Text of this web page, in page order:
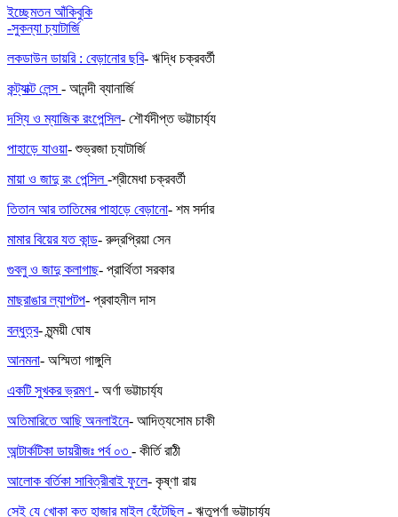
ইচ্ছেমতন আঁকিবুকি
-সুকন্যা চ্যাটার্জি
লকডাউন ডায়রি : বেড়ানোর ছবি- ঋদ্ধি চক্রবর্তী
কন্ট্যাক্ট লেন্স- আনন্দী ব্যানার্জি
দস্যি ও ম্যাজিক রংপেন্সিল- শৌর্যদীপ্ত ভট্টাচার্য্য
পাহাড়ে যাওয়া- শুভ্রজা চ্যাটার্জি
মায়া ও জাদু রং পেন্সিল-শ্রীমেধা চক্রবর্তী
তিতান আর তাতিমের পাহাড়ে বেড়ানো- শম সর্দার
মামার বিয়ের যত কান্ড- রুদ্রপ্রিয়া সেন
গুবলু ও জাদু কলাগাছ- প্রার্থিতা সরকার
মাছরাঙার ল্যাপটপ- প্রবাহনীল দাস
বন্ধুত্ব- মৃন্ময়ী ঘোষ
আনমনা- অস্মিতা গাঙ্গুলি
একটি সুখকর ভ্রমণ- অর্ণা ভট্টাচার্য্য
অতিমারিতে আছি অনলাইনে- আদিত্যসোম চাকী
আন্টার্কটিকা ডায়রীজঃ পর্ব ০৩ - কীর্তি রাঠী
আলোক বর্তিকা সাবিত্রীবাই ফুলে- কৃষ্ণা রায়
সেই যে খোকা কত হাজার মাইল হেঁটেছিল- ঋতুপর্ণা ভট্টাচার্য্য